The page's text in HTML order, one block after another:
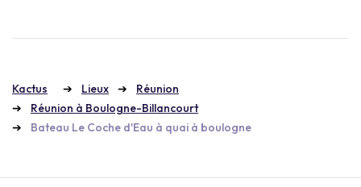
Kactus Lieux
Réunion
Réunion à Boulogne-Billancourt
Bateau Le Coche d'Eau à quai à boulogne